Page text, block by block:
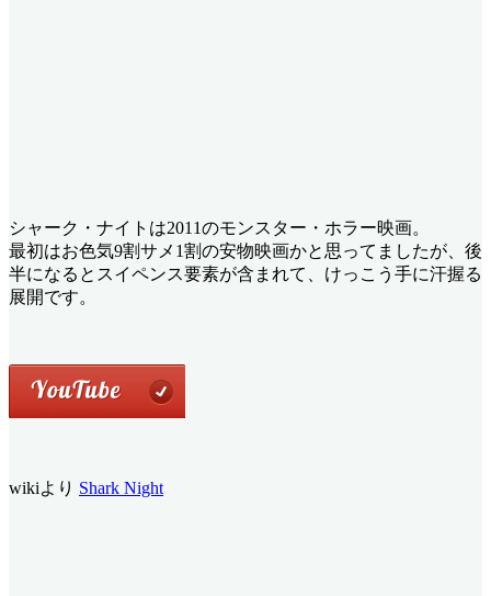
シャーク・ナイトは2011のモンスター・ホラー映画。
最初はお色気9割サメ1割の安物映画かと思ってましたが、後
半になるとスイペンス要素が含まれて、けっこう手に汗握る
展開です。
wikiより Shark Night